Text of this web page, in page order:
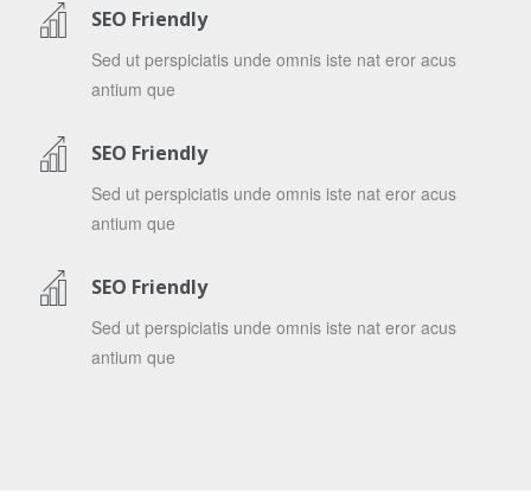
SEO Friendly
Sed ut perspiciatis unde omnis iste nat eror acus
antium que
SEO Friendly
Sed ut perspiciatis unde omnis iste nat eror acus
antium que
SEO Friendly
Sed ut perspiciatis unde omnis iste nat eror acus
antium que